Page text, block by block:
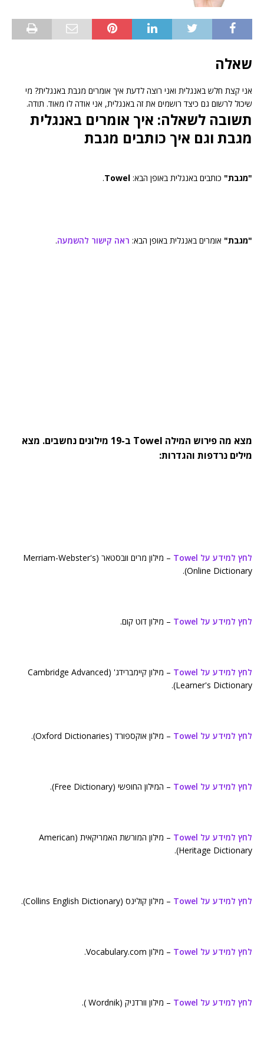
שאלה
אני קצת חלש באנגלית ואני רוצה לדעת איך אומרים מגבת באנגלית? מי
שיכול לרשום גם כיצד רושמים את זה באנגלית, אני אודה לו מאוד. תודה.
תשובה לשאלה: איך אומרים באנגלית
מגבת וגם איך כותבים מגבת
"מגבת" כותבים באנגלית באופן הבא: Towel
.
"מגבת" אומרים באנגלית באופן הבא: ראה קישור להשמעה.
מצא מה פירוש המילה Towel ב-19 מילונים נחשבים. מצא
מילים נרדפות והגדרות:
לחץ למידע על Towel
– מילון מרים וובסטאר (Merriam-Webster's
Online Dictionary).
לחץ למידע על Towel – מילון דוט קום.
לחץ למידע על Towel
– מילון קיימברידג' (Cambridge Advanced
Learner's Dictionary).
לחץ למידע על Towel – מילון אוקספורד (Oxford Dictionaries).
לחץ למידע על Towel – המילון החופשי (Free Dictionary).
לחץ למידע על Towel
– מילון המורשת האמריקאית (American
Heritage Dictionary).
לחץ למידע על Towel – מילון קולינס (Collins English Dictionary).
לחץ למידע על Towel – מילון Vocabulary.com.
לחץ למידע על Towel – מילון וורדניק (Wordnik ).